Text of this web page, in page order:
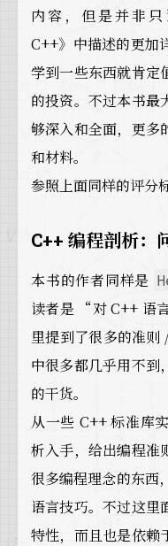
内容，但是并非
C++》中描述的更加
学到一些东西就肯定
的投资。不过本书最
够深入和全面，更多
和材料。
参照上面同样的评分
C++ 编程剖析：
本书的作者同样是
读者是 “对 C++ 语
里提到了很多的准则
中很多都几乎用不到
的干货。
从一些 C++ 标准库
析入手，给出编程准
很多编程理念的东西
语言技巧。不过这里
特性，而且也是依赖